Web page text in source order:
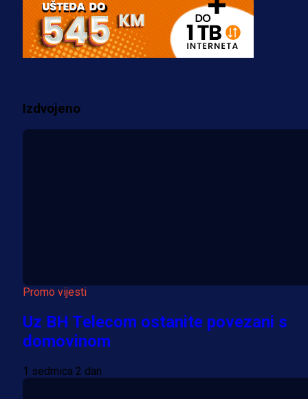
Misimović priveden: SIPA ga tereti
za pranje novca, pretresaju
prostorije FK Borac!
Više vijesti
Izdvojeno
Promo vijesti
Uz BH Telecom ostanite povezani s
domovinom
1 sedmica 2 dan